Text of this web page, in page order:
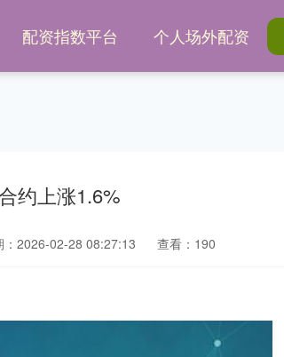
配资指数平台 个人场外配资
约上涨1.6%
：2026-02-28 08:27:13 查看：190